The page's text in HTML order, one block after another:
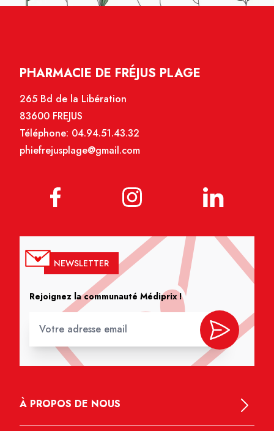
PHARMACIE DE FRÉJUS PLAGE
265 Bd de la Libération
83600 FREJUS
Téléphone: 04.94.51.43.32
phiefrejusplage@gmail.com
NEWSLETTER
Rejoignez la communauté Médiprix !
À PROPOS DE NOUS